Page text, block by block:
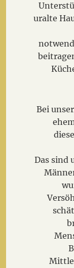
uralte
Bei
Das sind